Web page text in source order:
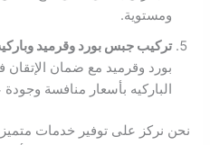
ومستوية.
تركيب جبس بورد وقرميد
بورد وقرميد مع ضمان الإتقان
الباركيه بأسعار منافسة وجودة
نحن نركز على توفير خدمات